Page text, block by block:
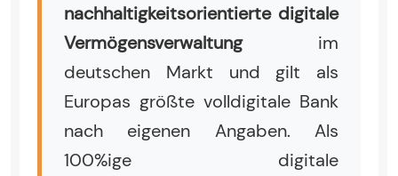
nachhaltigkeitsorientierte digitale
Vermögensverwaltungim
deutschen Markt und gilt als
Europas größte volldigitale Bank
nach eigenen Angaben. Als
100%ige digitale